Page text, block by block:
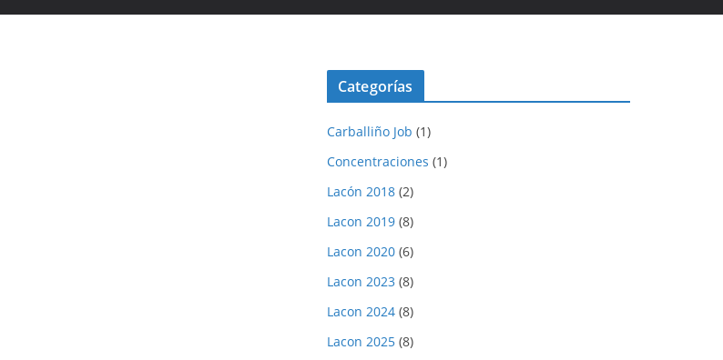
Categorías
Carballiño Job (1)
Concentraciones (1)
Lacón 2018 (2)
Lacon 2019 (8)
Lacon 2020 (6)
Lacon 2023 (8)
Lacon 2024 (8)
Lacon 2025 (8)